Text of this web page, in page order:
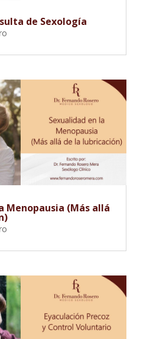
de Sexología
Menopausia (Más allá